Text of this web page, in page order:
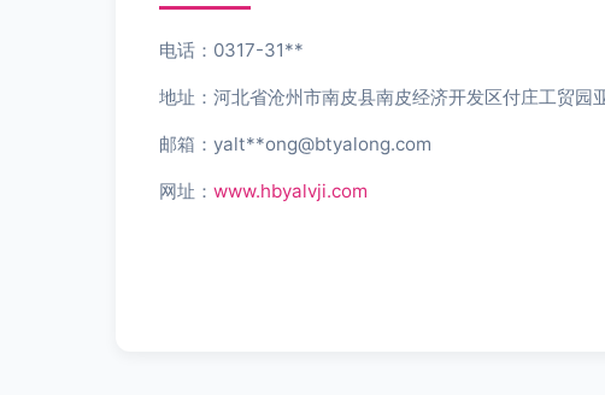
电话：0317-31**
地址：河北省沧州市南皮县南皮经济开发区付庄工贸园
邮箱：yalt**ong@btyalong.com
网址： www.hbyalvji.com